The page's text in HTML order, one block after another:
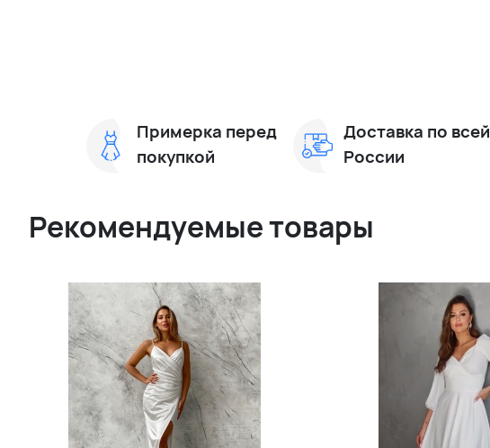
Примерка перед
покупкой
Доставка по всей
России
Рекомендуемые товары